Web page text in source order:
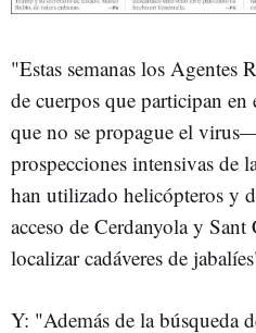
"Estas semanas los
de cuerpos que participan
que no se propague el
prospecciones intensivas de
han utilizado helicópteros y
acceso de Cerdanyola y
localizar cadáveres de
Y: "Además de la búsqueda